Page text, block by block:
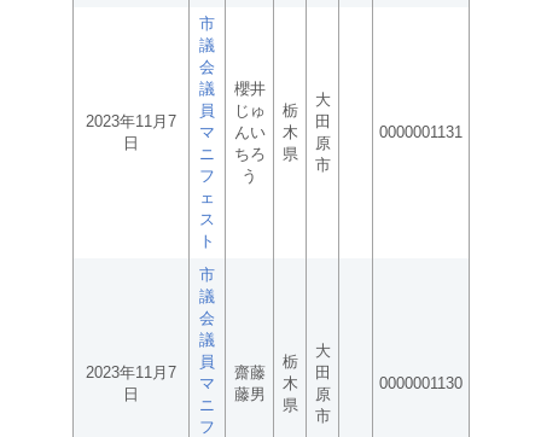
2023年11月7
日
市
議
会
議
員
マ
ニ
フ
ェ
ス
ト
櫻井
じゅ
んい
ちろ
う
栃
木
県
大
田
原
市
0000001131
2023年11月7
日
市
議
会
議
員
マ
ニ
フ
齋藤
藤男
栃
木
県
大
田
原
市
0000001130